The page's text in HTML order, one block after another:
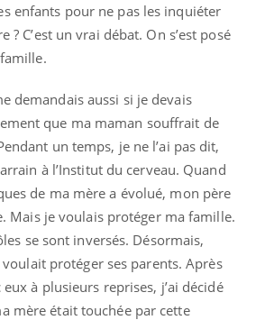
enfants pour ne pas les inquiéter
? C’est un vrai débat. On s’est posé
demandais aussi si je devais
que ma maman souffrait de
un temps, je ne l’ai pas dit,
à l’Institut du cerveau. Quand
de ma mère a évolué, mon père
Mais je voulais protéger ma famille.
se sont inversés. Désormais,
voulait protéger ses parents. Après
à plusieurs reprises, j’ai décidé
mère était touchée par cette